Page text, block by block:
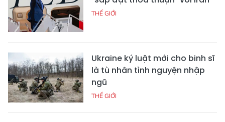
THẾ GIỚI
Ukraine ký luật mới cho binh sĩ
là tù nhân tình nguyện nhập
ngũ
THẾ GIỚI